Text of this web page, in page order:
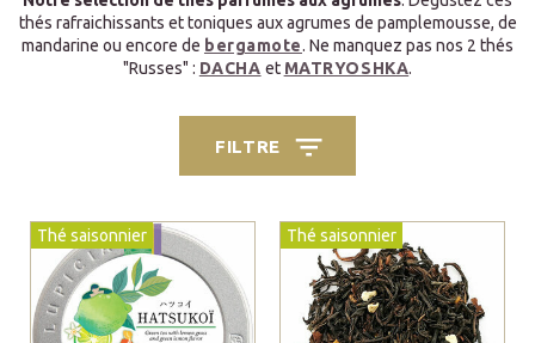
thés rafraichissants et toniques aux agrumes de pamplemousse, de
mandarine ou encore de bergamote. Ne manquez pas nos 2 thés
"Russes" : DACHA et MATRYOSHKA.
FILTRE
Thé saisonnier Thé saisonnier